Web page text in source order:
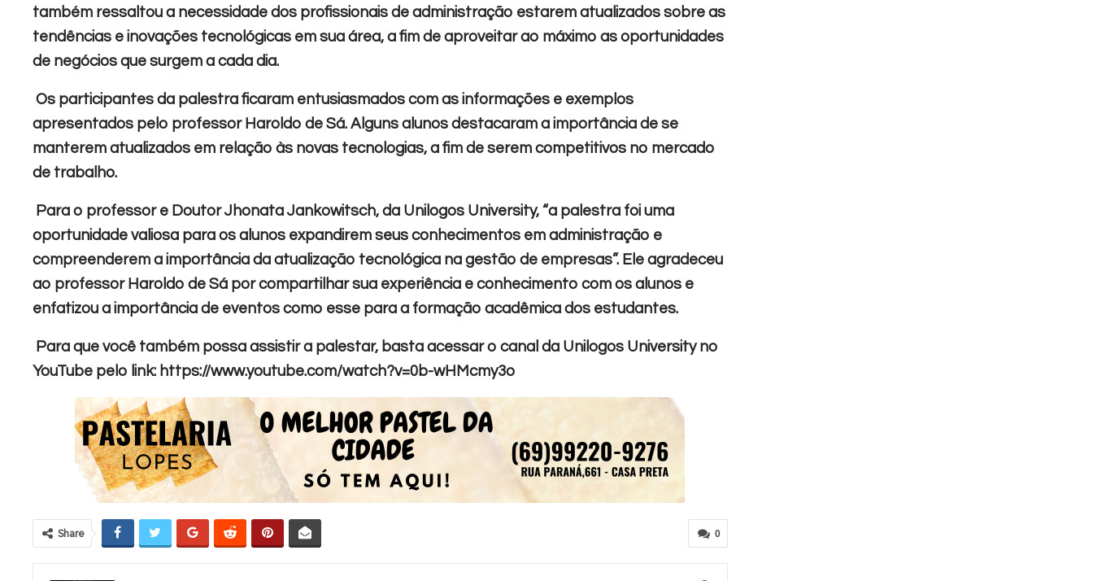
também ressaltou a necessidade dos profissionais de administração estarem atualizados sobre as
tendências e inovações tecnológicas em sua área, a fim de aproveitar ao máximo as oportunidades
de negócios que surgem a cada dia.
Os participantes da palestra ficaram entusiasmados com as informações e exemplos
apresentados pelo professor Haroldo de Sá. Alguns alunos destacaram a importância de se
manterem atualizados em relação às novas tecnologias, a fim de serem competitivos no mercado
de trabalho.
Para o professor e Doutor Jhonata Jankowitsch, da Unilogos University, “a palestra foi uma
oportunidade valiosa para os alunos expandirem seus conhecimentos em administração e
compreenderem a importância da atualização tecnológica na gestão de empresas”. Ele agradeceu
ao professor Haroldo de Sá por compartilhar sua experiência e conhecimento com os alunos e
enfatizou a importância de eventos como esse para a formação acadêmica dos estudantes.
Para que você também possa assistir a palestar, basta acessar o canal da Unilogos University no
YouTube pelo link: https://www.youtube.com/watch?v=0b-wHMcmy3o
0
Share